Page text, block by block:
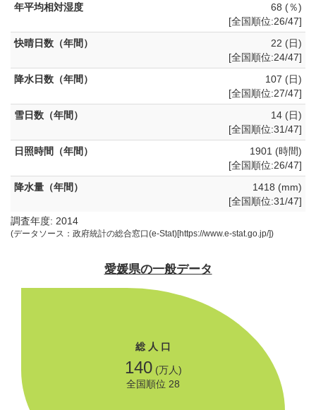
年平均相対湿度
68 (％)
[全国順位:26/47]
快晴日数（年間）
22 (日)
[全国順位:24/47]
降水日数（年間）
107 (日)
[全国順位:27/47]
雪日数（年間）
14 (日)
[全国順位:31/47]
日照時間（年間）
1901 (時間)
[全国順位:26/47]
降水量（年間）
1418 (mm)
[全国順位:31/47]
調査年度: 2014
(データソース：政府統計の総合窓口(e-Stat)[https://www.e-stat.go.jp/])
愛媛県の一般データ
総 人 口
140(万人)
全国順位 28